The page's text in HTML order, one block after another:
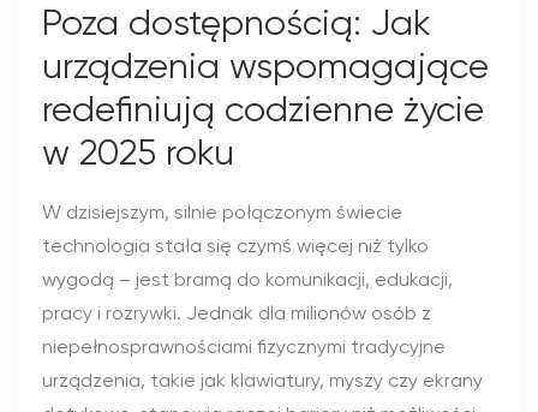
Poza dostępnością: Jak
urządzenia wspomagające
redefiniują codzienne życie
w 2025 roku
W dzisiejszym, silnie połączonym świecie
technologia stała się czymś więcej niż tylko
wygodą – jest bramą do komunikacji, edukacji,
pracy i rozrywki. Jednak dla milionów osób z
niepełnosprawnościami fizycznymi tradycyjne
urządzenia, takie jak klawiatury, myszy czy ekrany